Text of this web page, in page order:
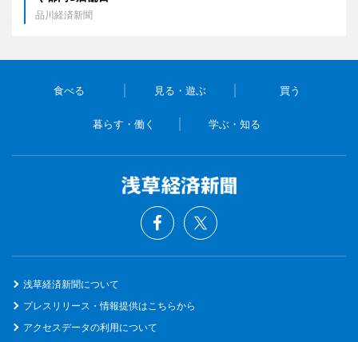
品川経済新聞
食べる 見る・遊ぶ 買う
暮らす・働く 学ぶ・知る
浅草経済新聞について
プレスリリース・情報提供はこちらから
アクセスデータの利用について